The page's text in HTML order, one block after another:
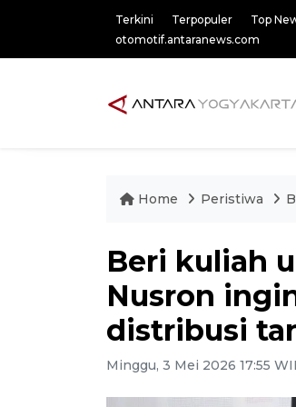
Terkini Terpopuler Top
otomotif.antaranews.com
Home Peristiwa
Beri kuliah
Nusron
distribusi
Minggu, 3 Mei 2026 17:55